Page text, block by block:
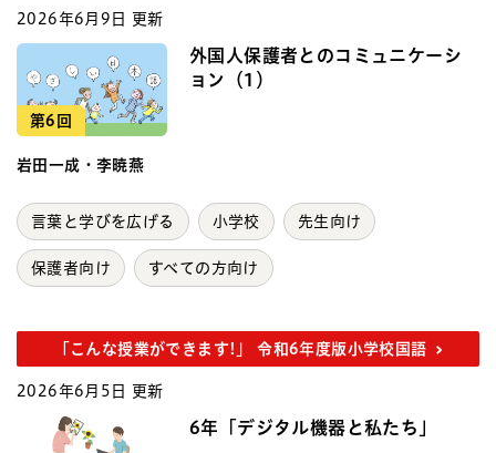
2026年6月9日 更新
第6回
外国人保護者とのコミュニケーシ
ョン（1）
岩田一成・李暁燕
言葉と学びを広げる 小学校 先生向け
保護者向け すべての方向け
「こんな授業ができます!」 令和6年度版小学校国語
2026年6月5日 更新
6年「デジタル機器と私たち」